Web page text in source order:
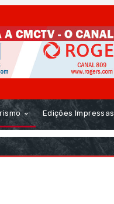
Edições Impressas